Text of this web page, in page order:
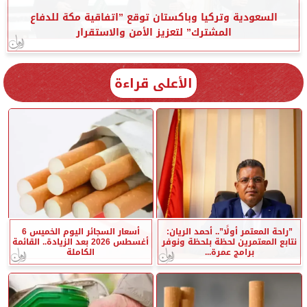
السعودية وتركيا وباكستان توقع ”اتفاقية مكة للدفاع
المشترك” لتعزيز الأمن والاستقرار
الأعلى قراءة
”راحة المعتمر أولًا”.. أحمد الريان:
نتابع المعتمرين لحظة بلحظة ونوفر
برامج عمرة...
أسعار السجائر اليوم الخميس 6
أغسطس 2026 بعد الزيادة.. القائمة
الكاملة